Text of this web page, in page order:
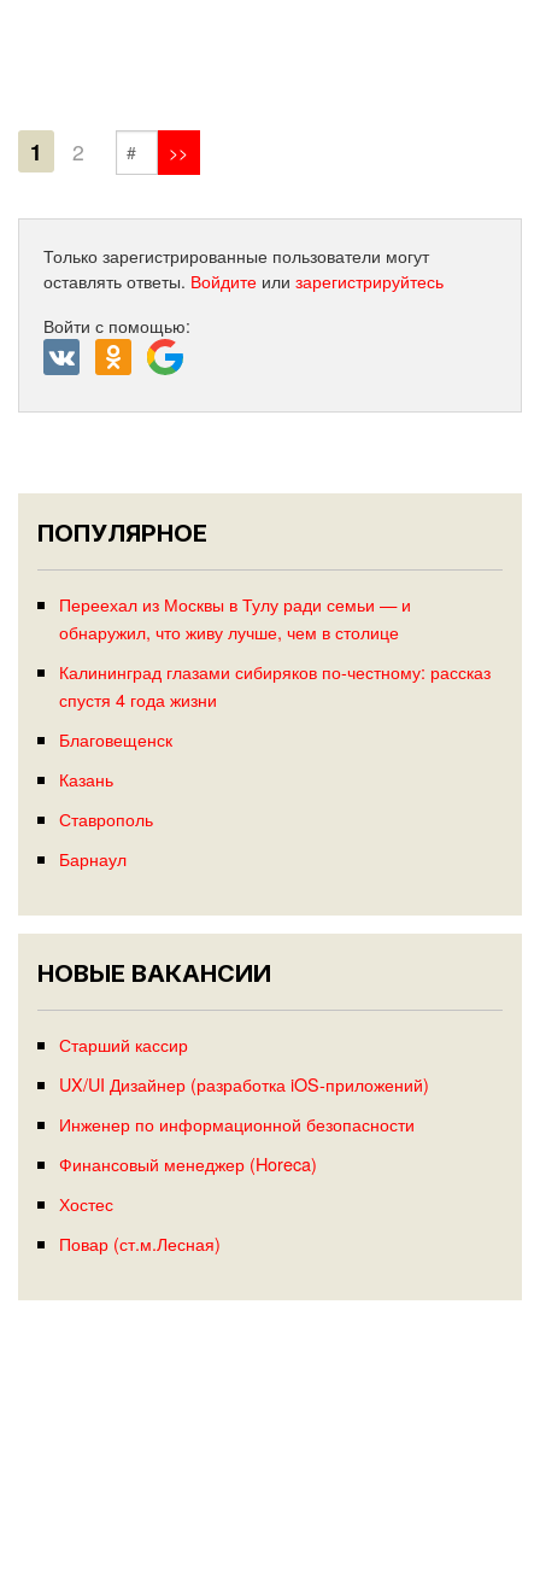
1 2
Только зарегистрированные пользователи могут
оставлять ответы. Войдите или зарегистрируйтесь
Войти с помощью:
ПОПУЛЯРНОЕ
Переехал из Москвы в Тулу ради семьи — и
обнаружил, что живу лучше, чем в столице
Калининград глазами сибиряков по-честному: рассказ
спустя 4 года жизни
Благовещенск
Казань
Ставрополь
Барнаул
НОВЫЕ ВАКАНСИИ
Старший кассир
UX/UI Дизайнер (разработка iOS-приложений)
Инженер по информационной безопасности
Финансовый менеджер (Horeca)
Хостес
Повар (ст.м.Лесная)